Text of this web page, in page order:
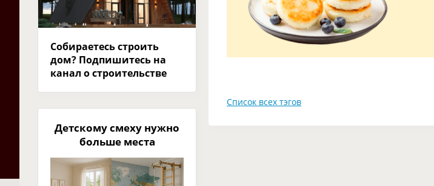
Список всех тэгов
Собираетесь строить
дом? Подпишитесь на
канал о строительстве
Детскому смеху нужно
больше места